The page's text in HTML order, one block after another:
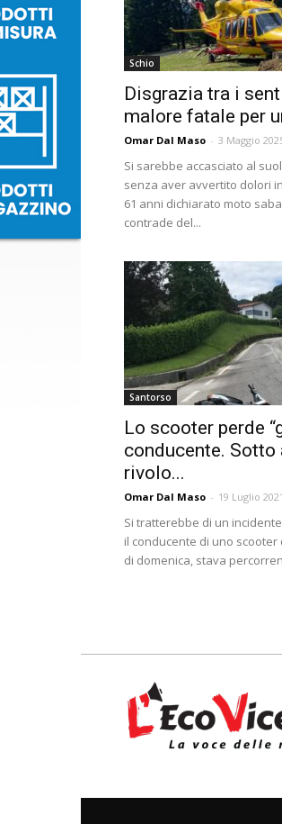
Schio
Disgrazia tra i
malore fatale per
Omar Dal Maso - 3 Maggio
Si sarebbe accasciato al
senza aver avvertito dolori
61 anni dichiarato moto
contrade del...
Santorso
Lo scooter perde
conducente. Sotto
rivolo...
Omar Dal Maso - 19 Luglio 2021
Si tratterebbe di un
il conducente di uno scooter
di domenica, stava